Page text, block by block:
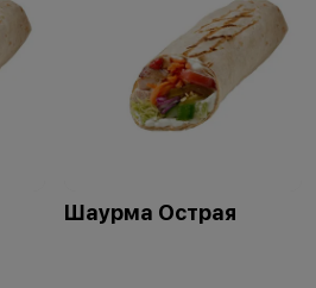
Шаурма Острая